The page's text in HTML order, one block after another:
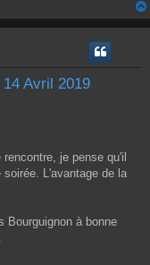
Avril 2019
je pense qu'il
L'avantage de la
Bourguignon à bonne